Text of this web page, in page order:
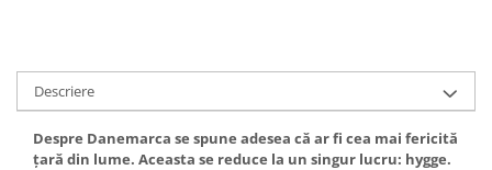
Editura Portocala Albastră
Editura Scriptum
Editura Sophia
Descriere
Despre Danemarca se spune adesea că ar fi cea mai fericită
ţară din lume. Aceasta se reduce la un singur lucru: hygge.